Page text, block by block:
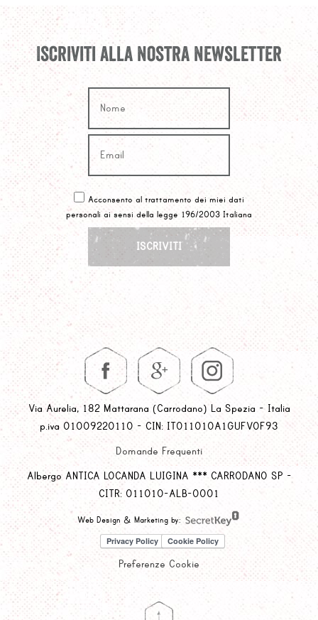
Iscriviti alla nostra newsletter
Acconsento al trattamento dei miei dati
personali ai sensi della legge 196/2003 Italiana
Via Aurelia, 182 Mattarana (Carrodano) La Spezia - Italia
p.iva 01009220110 - CIN: IT011010A1GUFVOF93
Domande Frequenti
Albergo ANTICA LOCANDA LUIGINA *** CARRODANO SP -
CITR: 011010-ALB-0001
Web Design & Marketing by:
Preferenze Cookie